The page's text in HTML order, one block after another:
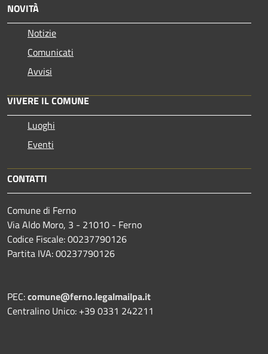
NOVITÀ
Notizie
Comunicati
Avvisi
VIVERE IL COMUNE
Luoghi
Eventi
CONTATTI
Comune di Ferno
Via Aldo Moro, 3 - 21010 - Ferno
Codice Fiscale: 00237790126
Partita IVA: 00237790126
PEC:comune@ferno.legalmailpa.it
Centralino Unico: +39 0331 242211